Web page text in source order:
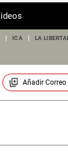
ICA LA
Añadir Correo